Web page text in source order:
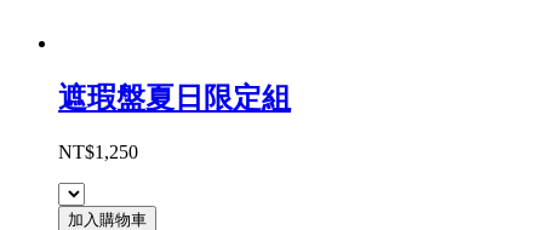
遮瑕盤夏日限定組
NT$1,250
加入購物車